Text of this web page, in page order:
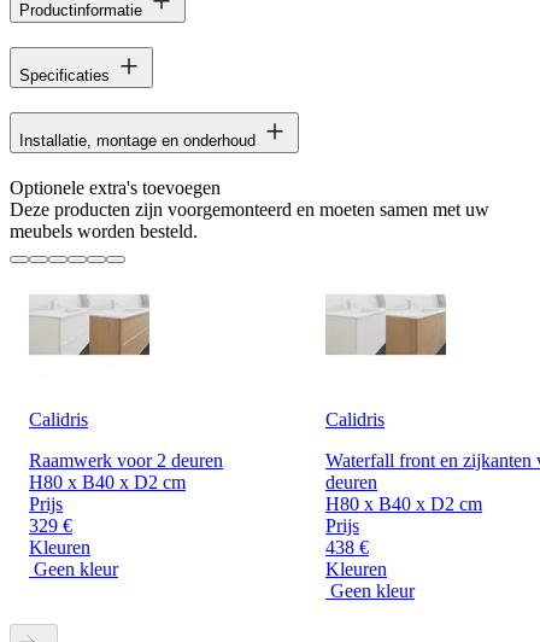
Productinformatie
Specificaties
Installatie, montage en onderhoud
Optionele extra's toevoegen
Deze producten zijn voorgemonteerd en moeten samen met uw
meubels worden besteld.
Calidris
Raamwerk voor 2 deuren
H80 x B40 x D2 cm
Prijs
329 €
Kleuren
Geen kleur
Calidris
Waterfall front en zijkanten
deuren
H80 x B40 x D2 cm
Prijs
438 €
Kleuren
Geen kleur